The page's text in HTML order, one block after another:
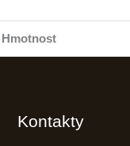
Hmotnost
Kontakty